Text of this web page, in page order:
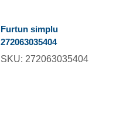
Furtun simplu
272063035404
SKU: 272063035404